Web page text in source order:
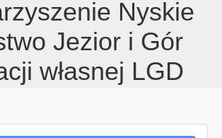
Nyskie
Jezior i Gór
własnej LGD